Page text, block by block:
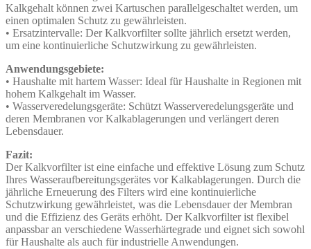
Kalkgehalt können zwei Kartuschen parallelgeschaltet werden, um
einen optimalen Schutz zu gewährleisten.
• Ersatzintervalle: Der Kalkvorfilter sollte jährlich ersetzt werden,
um eine kontinuierliche Schutzwirkung zu gewährleisten.
Anwendungsgebiete:
• Haushalte mit hartem Wasser: Ideal für Haushalte in Regionen mit
hohem Kalkgehalt im Wasser.
• Wasserveredelungsgeräte: Schützt Wasserveredelungsgeräte und
deren Membranen vor Kalkablagerungen und verlängert deren
Lebensdauer.
Fazit:
Der Kalkvorfilter ist eine einfache und effektive Lösung zum Schutz
Ihres Wasseraufbereitungsgerätes vor Kalkablagerungen. Durch die
jährliche Erneuerung des Filters wird eine kontinuierliche
Schutzwirkung gewährleistet, was die Lebensdauer der Membran
und die Effizienz des Geräts erhöht. Der Kalkvorfilter ist flexibel
anpassbar an verschiedene Wasserhärtegrade und eignet sich sowohl
für Haushalte als auch für industrielle Anwendungen.